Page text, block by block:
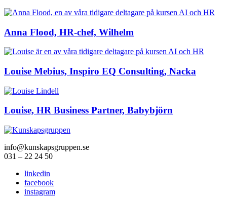
Anna Flood, HR-chef, Wilhelm
Louise Mebius, Inspiro EQ Consulting, Nacka
Louise, HR Business Partner, Babybjörn
info@kunskapsgruppen.se
031 – 22 24 50
linkedin
facebook
instagram